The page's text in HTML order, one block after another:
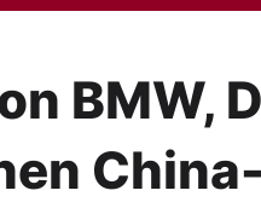
BMW,